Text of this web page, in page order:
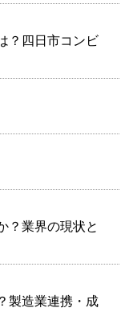
？四日市コンビ
？業界の現状と
製造業連携・成